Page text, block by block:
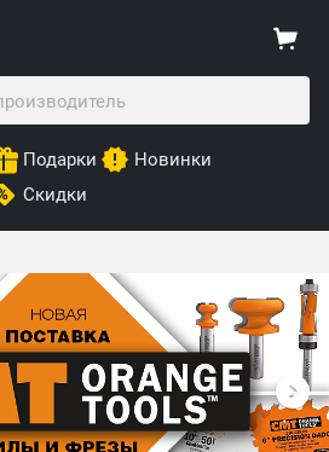
Подарки
Новинки
Скидки
Технологии